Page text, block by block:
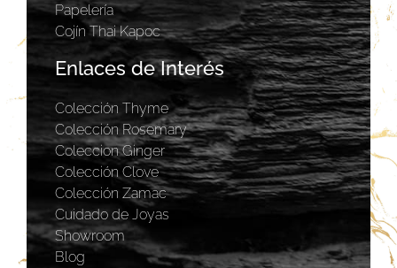
Papelería
Cojín Thai Kapoc
Enlaces de Interés
Colección Thyme
Colección Rosemary
Coleccion Ginger
Colección Clove
Colección Zamac
Cuidado de Joyas
Showroom
Blog